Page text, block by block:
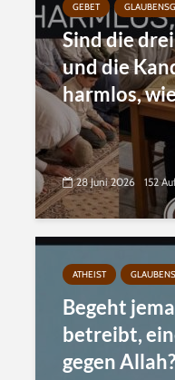
GEBET
Sind die
und die
harmlos,
28 Juni 2026 152
ATHEIST
Begeht
betreibt,
gegen Allah?